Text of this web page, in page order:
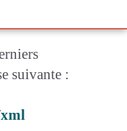
suivante :